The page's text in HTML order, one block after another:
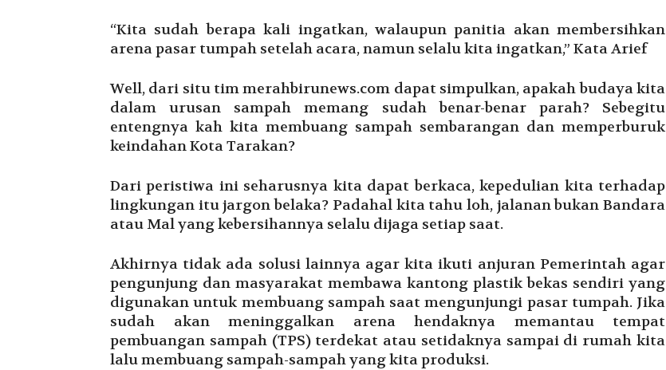
“Kita sudah berapa kali ingatkan, walaupun panitia akan membersihkan
arena pasar tumpah setelah acara, namun selalu kita ingatkan,” Kata Arief
Well, dari situ tim merahbirunews.com dapat simpulkan, apakah budaya kita
dalam urusan sampah memang sudah benar-benar parah? Sebegitu
entengnya kah kita membuang sampah sembarangan dan memperburuk
keindahan Kota Tarakan?
Dari peristiwa ini seharusnya kita dapat berkaca, kepedulian kita terhadap
lingkungan itu jargon belaka? Padahal kita tahu loh, jalanan bukan Bandara
atau Mal yang kebersihannya selalu dijaga setiap saat.
Akhirnya tidak ada solusi lainnya agar kita ikuti anjuran Pemerintah agar
pengunjung dan masyarakat membawa kantong plastik bekas sendiri yang
digunakan untuk membuang sampah saat mengunjungi pasar tumpah. Jika
sudah akan meninggalkan arena hendaknya memantau tempat
pembuangan sampah (TPS) terdekat atau setidaknya sampai di rumah kita
lalu membuang sampah-sampah yang kita produksi.